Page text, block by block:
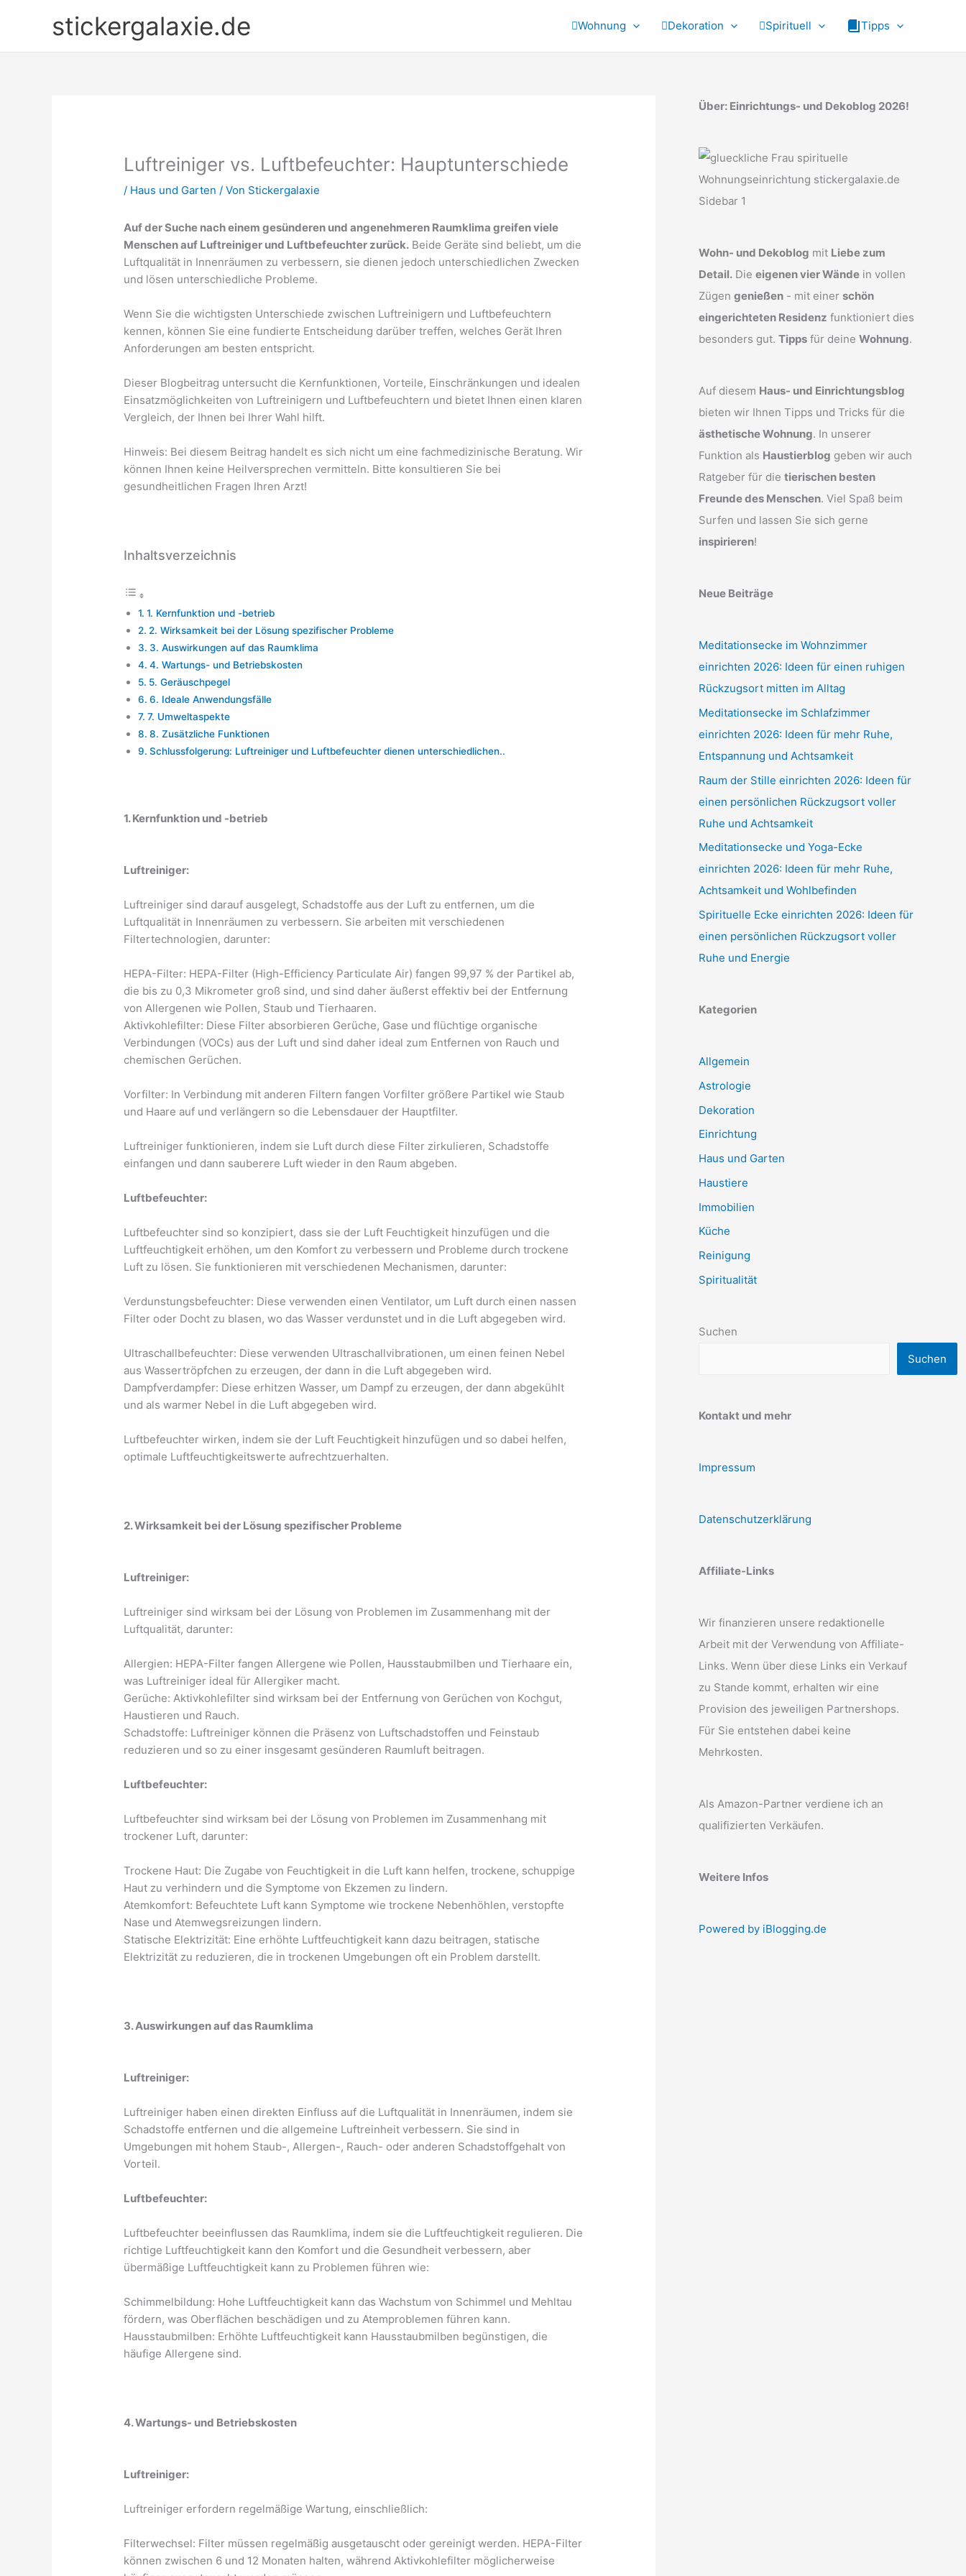
stickergalaxie.de Wohnung Dekoration Spirituell Tipps
Luftreiniger vs. Luftbefeuchter: Hauptunterschiede
/ Haus und Garten / Von Stickergalaxie
Auf der Suche nach einem gesünderen und angenehmeren Raumklima greifen viele
Menschen auf Luftreiniger und Luftbefeuchter zurück. Beide Geräte sind beliebt, um die
Luftqualität in Innenräumen zu verbessern, sie dienen jedoch unterschiedlichen Zwecken
und lösen unterschiedliche Probleme.
Wenn Sie die wichtigsten Unterschiede zwischen Luftreinigern und Luftbefeuchtern
kennen, können Sie eine fundierte Entscheidung darüber treffen, welches Gerät Ihren
Anforderungen am besten entspricht.
Dieser Blogbeitrag untersucht die Kernfunktionen, Vorteile, Einschränkungen und idealen
Einsatzmöglichkeiten von Luftreinigern und Luftbefeuchtern und bietet Ihnen einen klaren
Vergleich, der Ihnen bei Ihrer Wahl hilft.
Hinweis: Bei diesem Beitrag handelt es sich nicht um eine fachmedizinische Beratung. Wir
können Ihnen keine Heilversprechen vermitteln. Bitte konsultieren Sie bei
gesundheitlichen Fragen Ihren Arzt!
Inhaltsverzeichnis
1. Kernfunktion und -betrieb
2. Wirksamkeit bei der Lösung spezifischer Probleme
3. Auswirkungen auf das Raumklima
4. Wartungs- und Betriebskosten
5. Geräuschpegel
6. Ideale Anwendungsfälle
7. Umweltaspekte
8. Zusätzliche Funktionen
Schlussfolgerung: Luftreiniger und Luftbefeuchter dienen unterschiedlichen..
1. Kernfunktion und -betrieb
Luftreiniger:
Luftreiniger sind darauf ausgelegt, Schadstoffe aus der Luft zu entfernen, um die
Luftqualität in Innenräumen zu verbessern. Sie arbeiten mit verschiedenen
Filtertechnologien, darunter:
HEPA-Filter: HEPA-Filter (High-Efficiency Particulate Air) fangen 99,97 % der Partikel ab,
die bis zu 0,3 Mikrometer groß sind, und sind daher äußerst effektiv bei der Entfernung
von Allergenen wie Pollen, Staub und Tierhaaren.
Aktivkohlefilter: Diese Filter absorbieren Gerüche, Gase und flüchtige organische
Verbindungen (VOCs) aus der Luft und sind daher ideal zum Entfernen von Rauch und
chemischen Gerüchen.
Vorfilter: In Verbindung mit anderen Filtern fangen Vorfilter größere Partikel wie Staub
und Haare auf und verlängern so die Lebensdauer der Hauptfilter.
Luftreiniger funktionieren, indem sie Luft durch diese Filter zirkulieren, Schadstoffe
einfangen und dann sauberere Luft wieder in den Raum abgeben.
Luftbefeuchter:
Luftbefeuchter sind so konzipiert, dass sie der Luft Feuchtigkeit hinzufügen und die
Luftfeuchtigkeit erhöhen, um den Komfort zu verbessern und Probleme durch trockene
Luft zu lösen. Sie funktionieren mit verschiedenen Mechanismen, darunter:
Verdunstungsbefeuchter: Diese verwenden einen Ventilator, um Luft durch einen nassen
Filter oder Docht zu blasen, wo das Wasser verdunstet und in die Luft abgegeben wird.
Ultraschallbefeuchter: Diese verwenden Ultraschallvibrationen, um einen feinen Nebel
aus Wassertröpfchen zu erzeugen, der dann in die Luft abgegeben wird.
Dampfverdampfer: Diese erhitzen Wasser, um Dampf zu erzeugen, der dann abgekühlt
und als warmer Nebel in die Luft abgegeben wird.
Luftbefeuchter wirken, indem sie der Luft Feuchtigkeit hinzufügen und so dabei helfen,
optimale Luftfeuchtigkeitswerte aufrechtzuerhalten.
2. Wirksamkeit bei der Lösung spezifischer Probleme
Luftreiniger:
Luftreiniger sind wirksam bei der Lösung von Problemen im Zusammenhang mit der
Luftqualität, darunter:
Allergien: HEPA-Filter fangen Allergene wie Pollen, Hausstaubmilben und Tierhaare ein,
was Luftreiniger ideal für Allergiker macht.
Gerüche: Aktivkohlefilter sind wirksam bei der Entfernung von Gerüchen von Kochgut,
Haustieren und Rauch.
Schadstoffe: Luftreiniger können die Präsenz von Luftschadstoffen und Feinstaub
reduzieren und so zu einer insgesamt gesünderen Raumluft beitragen.
Luftbefeuchter:
Luftbefeuchter sind wirksam bei der Lösung von Problemen im Zusammenhang mit
trockener Luft, darunter:
Trockene Haut: Die Zugabe von Feuchtigkeit in die Luft kann helfen, trockene, schuppige
Haut zu verhindern und die Symptome von Ekzemen zu lindern.
Atemkomfort: Befeuchtete Luft kann Symptome wie trockene Nebenhöhlen, verstopfte
Nase und Atemwegsreizungen lindern.
Statische Elektrizität: Eine erhöhte Luftfeuchtigkeit kann dazu beitragen, statische
Elektrizität zu reduzieren, die in trockenen Umgebungen oft ein Problem darstellt.
3. Auswirkungen auf das Raumklima
Luftreiniger:
Luftreiniger haben einen direkten Einfluss auf die Luftqualität in Innenräumen, indem sie
Schadstoffe entfernen und die allgemeine Luftreinheit verbessern. Sie sind in
Umgebungen mit hohem Staub-, Allergen-, Rauch- oder anderen Schadstoffgehalt von
Vorteil.
Luftbefeuchter:
Luftbefeuchter beeinflussen das Raumklima, indem sie die Luftfeuchtigkeit regulieren. Die
richtige Luftfeuchtigkeit kann den Komfort und die Gesundheit verbessern, aber
übermäßige Luftfeuchtigkeit kann zu Problemen führen wie:
Schimmelbildung: Hohe Luftfeuchtigkeit kann das Wachstum von Schimmel und Mehltau
fördern, was Oberflächen beschädigen und zu Atemproblemen führen kann.
Hausstaubmilben: Erhöhte Luftfeuchtigkeit kann Hausstaubmilben begünstigen, die
häufige Allergene sind.
4. Wartungs- und Betriebskosten
Luftreiniger:
Luftreiniger erfordern regelmäßige Wartung, einschließlich:
Filterwechsel: Filter müssen regelmäßig ausgetauscht oder gereinigt werden. HEPA-Filter
können zwischen 6 und 12 Monaten halten, während Aktivkohlefilter möglicherweise
Über: Einrichtungs- und Dekoblog 2026!
Wohn- und Dekoblog mit Liebe zum
Detail. Die eigenen vier Wände in vollen
Zügen genießen - mit einer schön
eingerichteten Residenz funktioniert dies
besonders gut. Tipps für deine Wohnung.
Auf diesem Haus- und Einrichtungsblog
bieten wir Ihnen Tipps und Tricks für die
ästhetische Wohnung. In unserer
Funktion als Haustierblog geben wir auch
Ratgeber für die tierischen besten
Freunde des Menschen. Viel Spaß beim
Surfen und lassen Sie sich gerne
inspirieren!
Neue Beiträge
Meditationsecke im Wohnzimmer
einrichten 2026: Ideen für einen ruhigen
Rückzugsort mitten im Alltag
Meditationsecke im Schlafzimmer
einrichten 2026: Ideen für mehr Ruhe,
Entspannung und Achtsamkeit
Raum der Stille einrichten 2026: Ideen für
einen persönlichen Rückzugsort voller
Ruhe und Achtsamkeit
Meditationsecke und Yoga-Ecke
einrichten 2026: Ideen für mehr Ruhe,
Achtsamkeit und Wohlbefinden
Spirituelle Ecke einrichten 2026: Ideen für
einen persönlichen Rückzugsort voller
Ruhe und Energie
Kategorien
Allgemein
Astrologie
Dekoration
Einrichtung
Haus und Garten
Haustiere
Immobilien
Küche
Reinigung
Spiritualität
Suchen
Suchen
Kontakt und mehr
Impressum
Datenschutzerklärung
Affiliate-Links
Wir finanzieren unsere redaktionelle
Arbeit mit der Verwendung von Affiliate-
Links. Wenn über diese Links ein Verkauf
zu Stande kommt, erhalten wir eine
Provision des jeweiligen Partnershops.
Für Sie entstehen dabei keine
Mehrkosten.
Als Amazon-Partner verdiene ich an
qualifizierten Verkäufen.
Weitere Infos
Powered by iBlogging.de